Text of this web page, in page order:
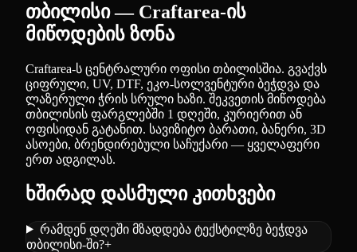
თბილისი — Craftarea-ის
მიწოდების ზონა
Craftarea-ს ცენტრალური ოფისი თბილისშია. გვაქვს
ციფრული, UV, DTF, ეკო-სოლვენტური ბეჭდვა და
ლაზერული ჭრის სრული ხაზი. შეკვეთის მიწოდება
თბილისის ფარგლებში 1 დღეში, კურიერით ან
ოფისიდან გატანით. სავიზიტო ბარათი, ბანერი, 3D
ასოები, ბრენდირებული საჩუქარი — ყველაფერი
ერთ ადგილას.
ხშირად დასმული კითხვები
რამდენ დღეში მზადდება ტექსტილზე ბეჭდვა
თბილისი-ში?+